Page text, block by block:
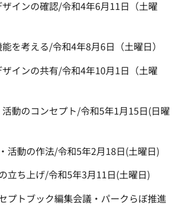
インの確認/令和4年6月11日（土曜
を考える/令和4年8月6日（土曜日）
インの共有/令和4年10月1日（土曜
動のコンセプト/令和5年1月15日(日曜
動の作法/令和5年2月18日(土曜日)
ち上げ/令和5年3月11日(土曜日)
トブック編集会議・パークらぼ推進